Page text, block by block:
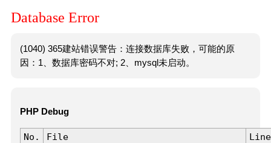
Database Error
(1040) 365建站错误警告：连接数据库失败，可能的原
因：1、数据库密码不对; 2、mysql未启动。
PHP Debug
No. File
Line